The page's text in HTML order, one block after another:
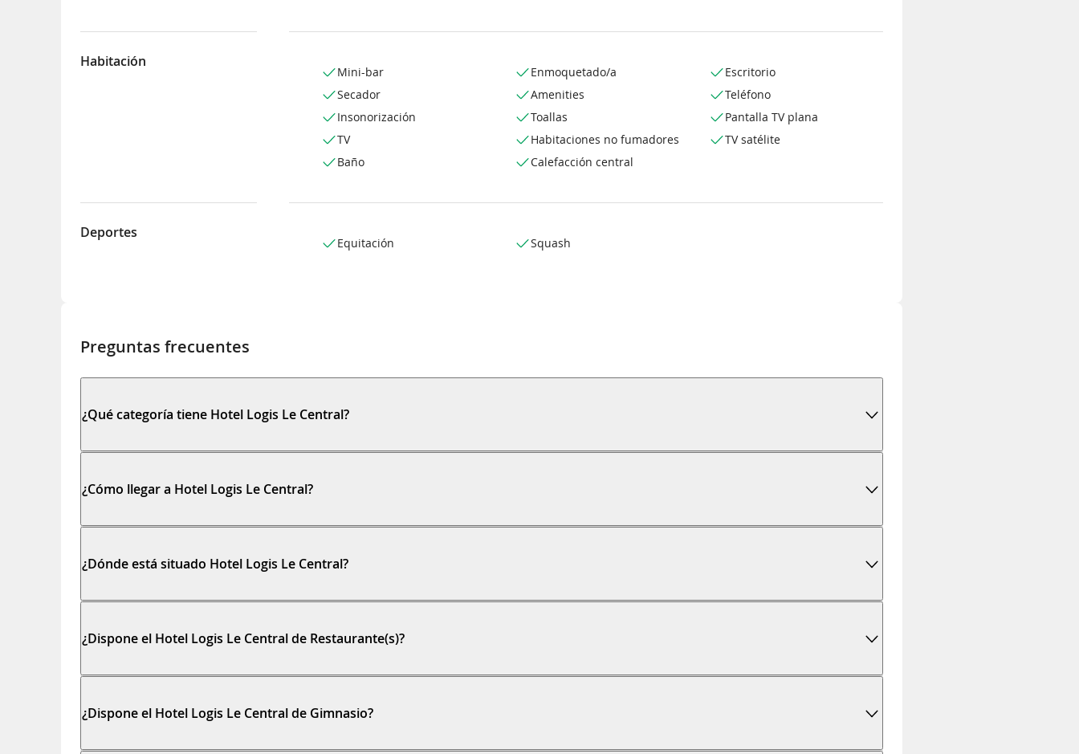
Habitación
Mini-bar
Secador
Insonorización
TV
Baño
Enmoquetado/a
Amenities
Toallas
Habitaciones no fumadores
Calefacción central
Escritorio
Teléfono
Pantalla TV plana
TV satélite
Deportes
Equitación Squash
Preguntas frecuentes
¿Qué categoría tiene Hotel Logis Le Central?
¿Cómo llegar a Hotel Logis Le Central?
¿Dónde está situado Hotel Logis Le Central?
¿Dispone el Hotel Logis Le Central de Restaurante(s)?
¿Dispone el Hotel Logis Le Central de Gimnasio?